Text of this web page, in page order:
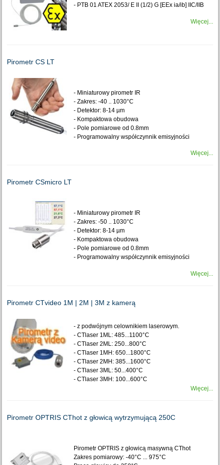
- PTB 01 ATEX 2053/ E II (1/2) G [EEx ia/ib] IIC/IIB
Więcej...
Pirometr CS LT
- Miniaturowy pirometr IR
- Zakres: -40 .. 1030°C
- Detektor: 8-14 µm
- Kompaktowa obudowa
- Pole pomiarowe od 0.8mm
- Programowalny współczynnik emisyjności
Więcej...
Pirometr CSmicro LT
- Miniaturowy pirometr IR
- Zakres: -50 .. 1030°C
- Detektor: 8-14 µm
- Kompaktowa obudowa
- Pole pomiarowe od 0.8mm
- Programowalny współczynnik emisyjności
Więcej...
Pirometr CTvideo 1M | 2M | 3M z kamerą
- z podwójnym celownikiem laserowym.
- CTlaser 1ML: 485...1100°C
- CTlaser 2ML: 250...800°C
- CTlaser 1MH: 650...1800°C
- CTlaser 2MH: 385...1600°C
- CTlaser 3ML: 50...400°C
- CTlaser 3MH: 100...600°C
Więcej...
Pirometr OPTRIS CThot z głowicą wytrzymującą 250C
Pirometr OPTRIS z głowicą masywną CThot
Zakres pomiarowy: -40°C ... 975°C